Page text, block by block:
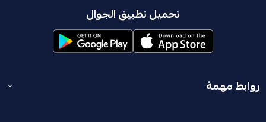
روابط مهمة
تحميل تطبيق الجوال